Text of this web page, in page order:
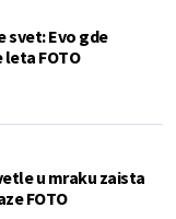
svet: Evo gde
FOTO
u mraku zaista
FOTO